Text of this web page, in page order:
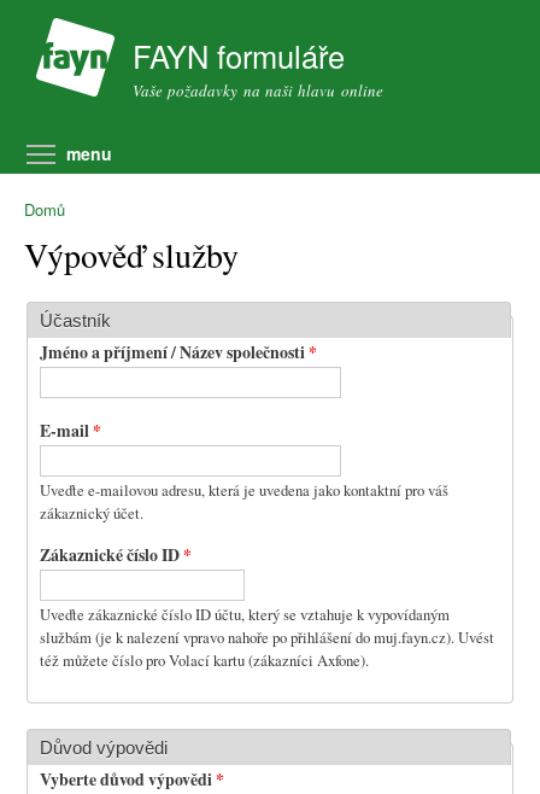
FAYN formuláře
Vaše požadavky na naši hlavu online
menu
Domů
Výpověď služby
Účastník
Jméno a příjmení / Název společnosti*
E-mail*
Uveďte e-mailovou adresu, která je uvedena jako kontaktní pro váš
zákaznický účet.
Zákaznické číslo ID*
Uveďte zákaznické číslo ID účtu, který se vztahuje k vypovídaným
službám (je k nalezení vpravo nahoře po přihlášení do muj.fayn.cz). Uvést
též můžete číslo pro Volací kartu (zákazníci Axfone).
Důvod výpovědi
Vyberte důvod výpovědi*